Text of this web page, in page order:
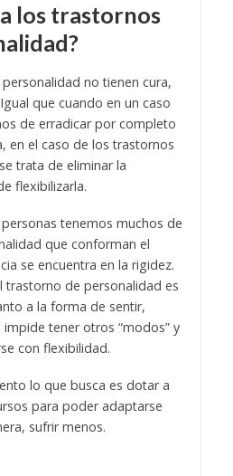
los trastornos
no tienen cura,
que cuando en un caso
de erradicar por completo
en el caso de los trastornos
trata de eliminar la
flexibilizarla.
tenemos muchos de
que conforman el
se encuentra en la rigidez.
trastorno de personalidad es
a la forma de sentir,
tener otros “modos” y
con flexibilidad.
lo que busca es dotar a
para poder adaptarse
sufrir menos.